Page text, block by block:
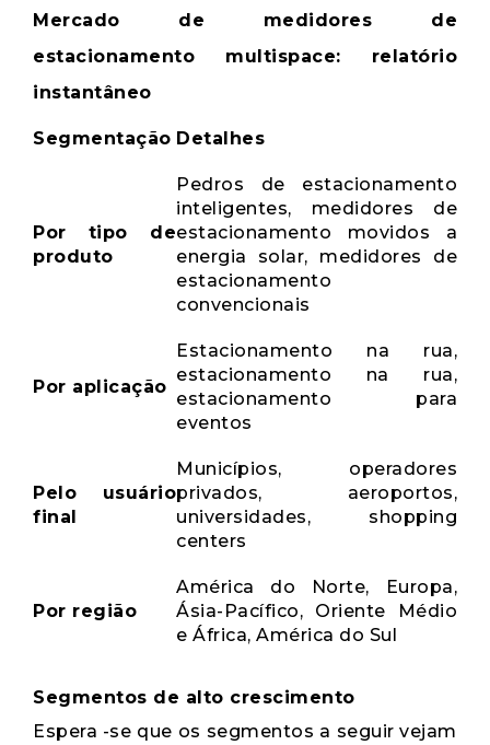
Mercado de medidores de
estacionamento multispace: relatório
instantâneo
Segmentação Detalhes
Por tipo de
produto
Pedros de estacionamento
inteligentes, medidores de
estacionamento movidos a
energia solar, medidores de
estacionamento
convencionais
Por aplicação
Estacionamento na rua,
estacionamento na rua,
estacionamento para
eventos
Pelo usuário
final
Municípios, operadores
privados, aeroportos,
universidades, shopping
centers
Por região
América do Norte, Europa,
Ásia-Pacífico, Oriente Médio
e África, América do Sul
Segmentos de alto crescimento
Espera -se que os segmentos a seguir vejam